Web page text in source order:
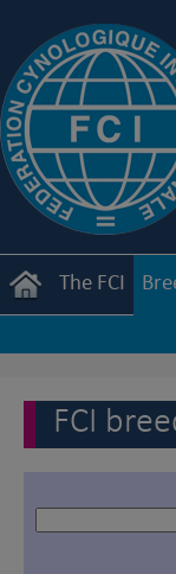
The FCI
FCI